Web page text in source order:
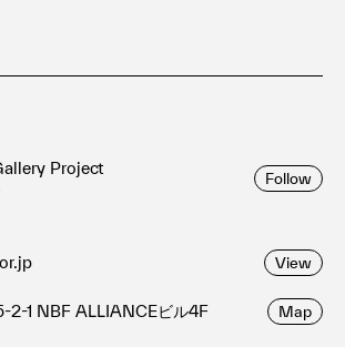
Project
Follow
View
2-1 NBF ALLIANCEビル4F
Map